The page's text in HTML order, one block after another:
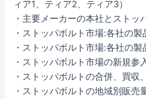
ィア1、ティア2、ティア3）
・主要メーカーの本社とストッ
・ストッパボルト市場:各社の
・ストッパボルト市場:各社の
・ストッパボルト市場の新規参
・ストッパボルトの合併、買収
・ストッパボルトの地域別販売